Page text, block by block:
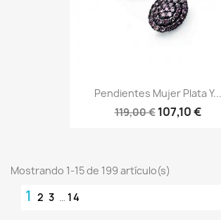
Pendientes Mujer Plata Y...
119,00 € 107,10 €
Mostrando 1-15 de 199 artículo(s)
1 2 3 … 14